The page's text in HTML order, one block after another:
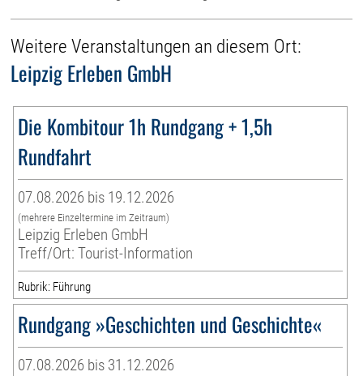
Weitere Veranstaltungen an diesem Ort:
Leipzig Erleben GmbH
Die Kombitour 1h Rundgang + 1,5h
Rundfahrt
07.08.2026 bis 19.12.2026
(mehrere Einzeltermine im Zeitraum)
Leipzig Erleben GmbH
Treff/Ort: Tourist-Information
Rubrik: Führung
Rundgang »Geschichten und Geschichte«
07.08.2026 bis 31.12.2026